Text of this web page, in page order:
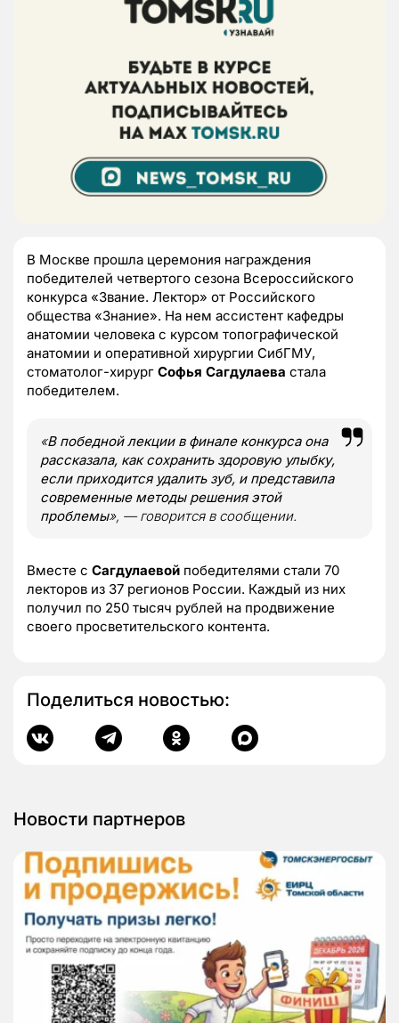
В Москве прошла церемония награждения
победителей четвертого сезона Всероссийского
конкурса «Звание. Лектор» от Российского
общества «Знание». На нем ассистент кафедры
анатомии человека с курсом топографической
анатомии и оперативной хирургии СибГМУ,
стоматолог-хирург Софья Сагдулаева стала
победителем.
«В победной лекции в финале конкурса она
рассказала, как сохранить здоровую улыбку,
если приходится удалить зуб, и представила
современные методы решения этой
проблемы», — говорится в сообщении.
Вместе с Сагдулаевой победителями стали 70
лекторов из 37 регионов России. Каждый из них
получил по 250 тысяч рублей на продвижение
своего просветительского контента.
Поделиться новостью:
Новости партнеров